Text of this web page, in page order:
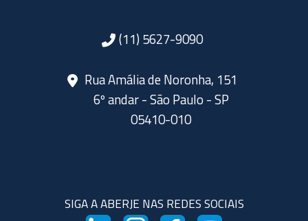
(11) 5627-9090
Rua Amália de Noronha, 151
6º andar - São Paulo - SP
05410-010
SIGA A ABERJE NAS REDES SOCIAIS